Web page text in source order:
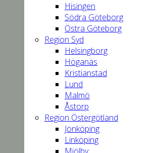
Hisingen
Södra Göteborg
Östra Göteborg
Region Syd
Helsingborg
Höganäs
Kristianstad
Lund
Malmö
Åstorp
Region Östergötland
Jönköping
Linköping